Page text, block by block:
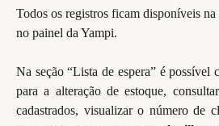
Todos os registros ficam disponíveis na
no painel da Yampi.
Na seção “Lista de espera” é possível
para a alteração de estoque,
cadastrados, visualizar o número de